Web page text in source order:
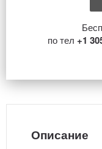
по тел +1
Описание